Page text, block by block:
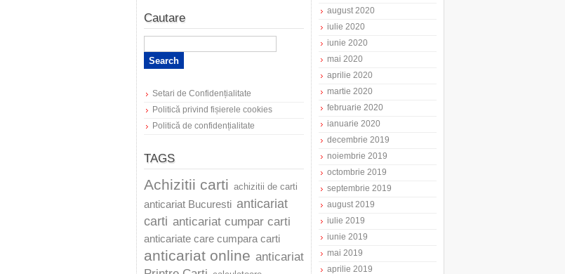
Cautare
Setari de Confidențialitate
Politică privind fișierele cookies
Politică de confidențialitate
TAGS
Achizitii carti achizitii de carti
anticariat Bucuresti anticariat
carti anticariat cumpar carti
anticariate care cumpara carti
anticariat online anticariat
august 2020
iulie 2020
iunie 2020
mai 2020
aprilie 2020
martie 2020
februarie 2020
ianuarie 2020
decembrie 2019
noiembrie 2019
octombrie 2019
septembrie 2019
august 2019
iulie 2019
iunie 2019
mai 2019
aprilie 2019